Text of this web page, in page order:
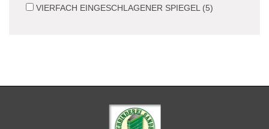
VIERFACH EINGESCHLAGENER SPIEGEL (5)